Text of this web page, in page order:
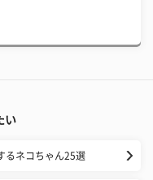
い
るネコちゃん25選